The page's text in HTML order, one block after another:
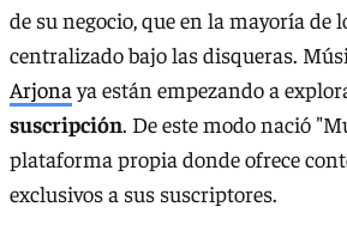
de su negocio, que en la mayoría de
centralizado bajo las disqueras.
Arjonaya están empezando a
suscripción. De este modo nació
plataforma propia donde ofrece
exclusivos a sus suscriptores.